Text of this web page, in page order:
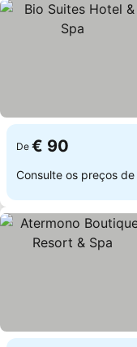
De € 90
Consulte os preços de